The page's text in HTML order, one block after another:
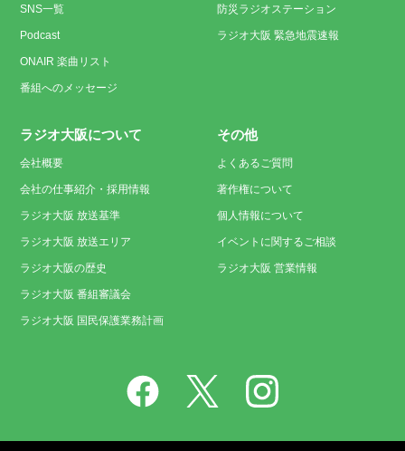
SNS一覧
Podcast
ONAIR 楽曲リスト
番組へのメッセージ
防災ラジオステーション
ラジオ大阪 緊急地震速報
ラジオ大阪について
会社概要
会社の仕事紹介・採用情報
ラジオ大阪 放送基準
ラジオ大阪 放送エリア
ラジオ大阪の歴史
ラジオ大阪 番組審議会
ラジオ大阪 国民保護業務計画
その他
よくあるご質問
著作権について
個人情報について
イベントに関するご相談
ラジオ大阪 営業情報